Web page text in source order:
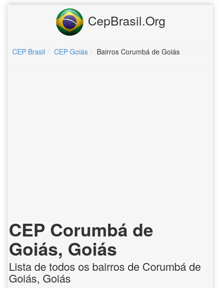
CepBrasil.Org
CEP Brasil CEP Goiás Bairros Corumbá de Goiás
CEP Corumbá de
Goiás, Goiás
Lista de todos os bairros de Corumbá de
Goiás, Goiás